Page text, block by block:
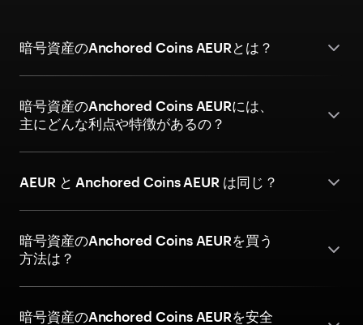
暗号資産のAnchored Coins AEURとは？
暗号資産のAnchored Coins AEURには、
主にどんな利点や特徴があるの？
AEUR と Anchored Coins AEUR は同じ？
暗号資産のAnchored Coins AEURを買う
方法は？
暗号資産のAnchored Coins AEURを安全